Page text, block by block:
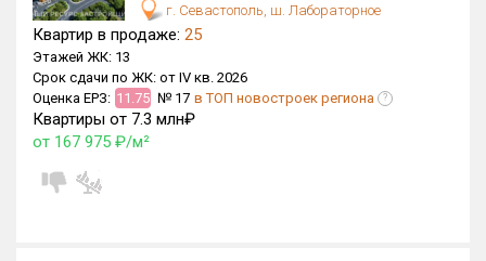
Оценка ЕРЗ ЖК
от
с продажами
г. Севастополь, ш. Лабораторное
Квартир в продаже: 25
Этажей ЖК: 13
Срок сдачи по ЖК: от IV кв. 2026
Оценка ЕРЗ: 11.75 № 17 в ТОП новостроек региона ?
Квартиры от 7.3 млн₽
от 167 975 ₽/м²